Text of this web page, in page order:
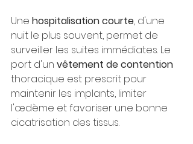
Une hospitalisation courte, d'une
nuit le plus souvent, permet de
surveiller les suites immédiates. Le
port d'un vêtement de contention
thoracique est prescrit pour
maintenir les implants, limiter
l'œdème et favoriser une bonne
cicatrisation des tissus.